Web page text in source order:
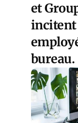
et
incitent
bureau.